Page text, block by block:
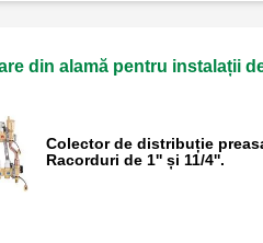
din alamă pentru instalații
Colector de distribuție
Racorduri de 1'' și 11/4''.